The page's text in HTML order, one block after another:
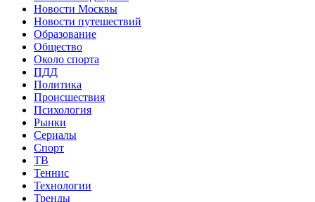
Новости Москвы
Новости путешествий
Образование
Общество
Около спорта
ПДД
Политика
Происшествия
Психология
Рынки
Сериалы
Спорт
ТВ
Теннис
Технологии
Тренды